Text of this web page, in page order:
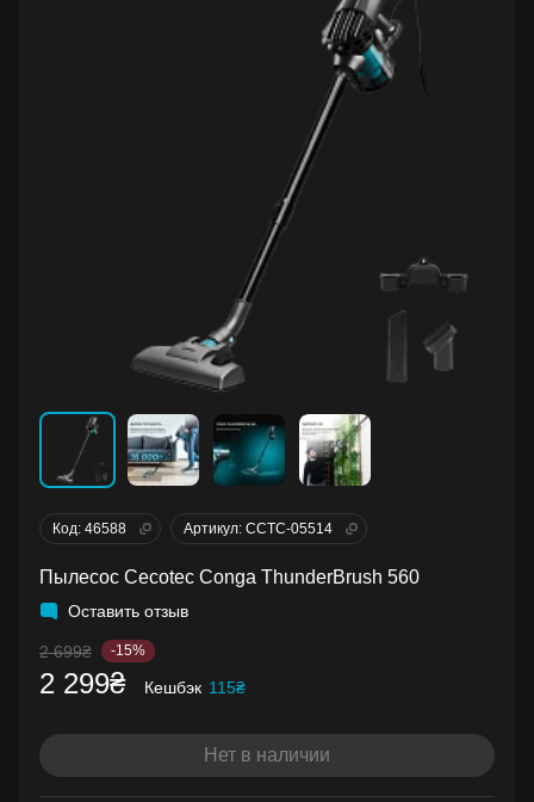
Код: 46588 Артикул: CCTC-05514
Пылесос Cecotec Conga ThunderBrush 560
Оставить отзыв
2 699₴ -15%
2 299₴ Кешбэк 115₴
Нет в наличии